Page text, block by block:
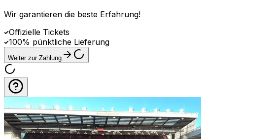
Wir garantieren die beste Erfahrung!
Offizielle Tickets
100% pünktliche Lieferung
Weiter zur Zahlung